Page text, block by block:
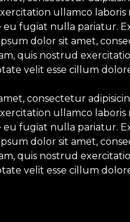
ullamco
eu fugiat nulla pariatur.
dolor sit amet,
quis nostrud
velit esse cillum
consectetur
ullamco
eu fugiat nulla pariatur.
dolor sit amet,
quis nostrud
velit esse cillum